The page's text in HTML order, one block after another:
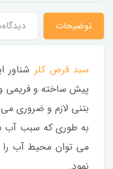
توضیحات
سبد قرص کلر شناور
پیش ساخته و
بتنی لازم و ضروری
به طوری که سبب
می توان محیط آب را